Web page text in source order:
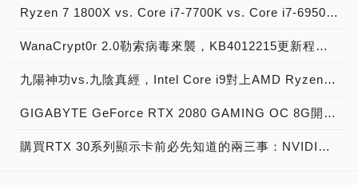
Ryzen 7 1800X vs. Core i7-7700K vs. Core i7-6950X Extreme效能大車拼，AMD八核心銳龍戰神與Intel十核心愛妻之王跑分實測！
WanaCrypt0r 2.0勒索病毒來襲，KB4012215更新程式與解毒程式下載安裝 – MS17-010系統漏洞攻擊救命仙丹！
九陽神功vs.九陰真經，Intel Core i9對上AMD Ryzen 9系列，多核大對決
GIGABYTE GeForce RTX 2080 GAMING OC 8G開箱實測，絕佳散熱設計、一鍵超頻的新世代圖靈顯示卡
購買RTX 30系列顯示卡前必先知道的兩三事：NVIDIA技術簡報 (下篇)